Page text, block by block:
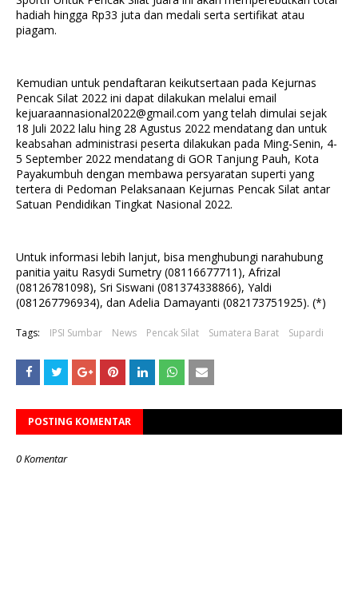
hadiah hingga Rp33 juta dan medali serta sertifikat atau
piagam.
Kemudian untuk pendaftaran keikutsertaan pada Kejurnas
Pencak Silat 2022 ini dapat dilakukan melalui email
kejuaraannasional2022@gmail.com yang telah dimulai sejak
18 Juli 2022 lalu hing 28 Agustus 2022 mendatang dan untuk
keabsahan administrasi peserta dilakukan pada Ming-Senin, 4-
5 September 2022 mendatang di GOR Tanjung Pauh, Kota
Payakumbuh dengan membawa persyaratan superti yang
tertera di Pedoman Pelaksanaan Kejurnas Pencak Silat antar
Satuan Pendidikan Tingkat Nasional 2022.
Untuk informasi lebih lanjut, bisa menghubungi narahubung
panitia yaitu Rasydi Sumetry (08116677711), Afrizal
(08126781098), Sri Siswani (081374338866), Yaldi
(081267796934), dan Adelia Damayanti (082173751925). (*)
Tags: IPSI Sumbar News Pencak Silat Sumatera Barat Supardi
POSTING KOMENTAR
0 Komentar